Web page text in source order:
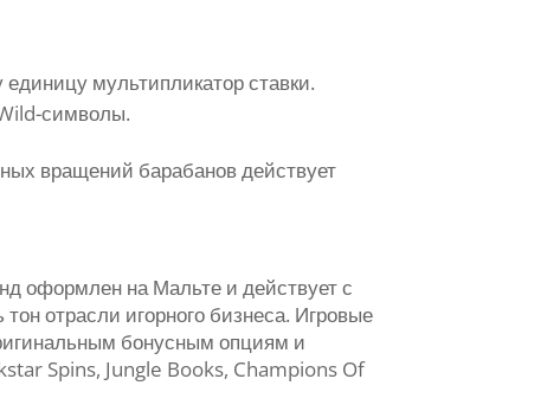
мультипликатор ставки.
символы.
вращений барабанов действует
оформлен на Мальте и действует с
отрасли игорного бизнеса. Игровые
бонусным опциям и
Spins, Jungle Books, Champions Of